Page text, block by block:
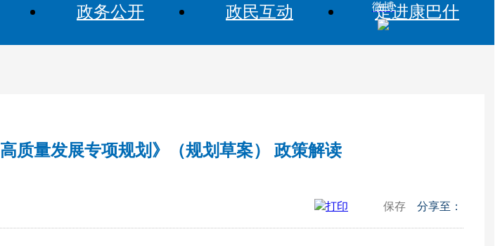
政务公开 政民互动 走进康巴什
质量发展专项规划》（规划草案） 政策解读
打印 保存 分享至：
微博